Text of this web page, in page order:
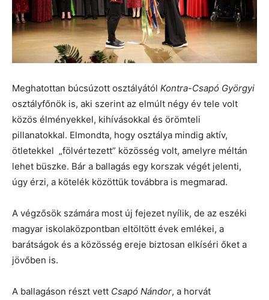
Meghatottan búcsúzott osztályától Kontra-Csapó Györgyi
osztályfőnök is, aki szerint az elmúlt négy év tele volt
közös élményekkel, kihívásokkal és örömteli
pillanatokkal. Elmondta, hogy osztálya mindig aktív,
ötletekkel „fölvértezett” közösség volt, amelyre méltán
lehet büszke. Bár a ballagás egy korszak végét jelenti,
úgy érzi, a kötelék közöttük továbbra is megmarad.
A végzősök számára most új fejezet nyílik, de az eszéki
magyar iskolaközpontban eltöltött évek emlékei, a
barátságok és a közösség ereje biztosan elkíséri őket a
jövőben is.
A ballagáson részt vett Csapó Nándor, a horvát